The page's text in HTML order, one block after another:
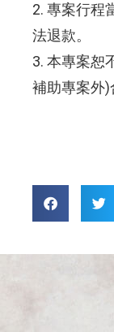
2. 專案行程
法退款。
3. 本專案恕
補助專案外)